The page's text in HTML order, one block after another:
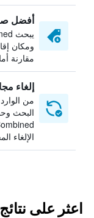
أفضل
ومكان
مقارنة
إلغاء
من
البحث
الإلغاء
اعثر على